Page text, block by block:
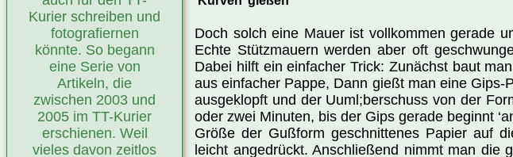
Kurier schreiben und
fotografiernen
könnte. So begann
eine Serie von
Artikeln, die
zwischen 2003 und
2005 im TT-Kurier
erschienen. Weil
vieles davon zeitlos
Doch solch eine Mauer ist vollkommen gerade
Echte Stützmauern werden aber oft
Dabei hilft ein einfacher Trick: Zunächst baut
aus einfacher Pappe, Dann gießt man eine Gips-
ausgeklopft und der Uuml;berschuss von der
oder zwei Minuten, bis der Gips gerade beginnt
Größe der Gußform geschnittenes Papier auf
leicht angedrückt. Anschließend nimmt man die